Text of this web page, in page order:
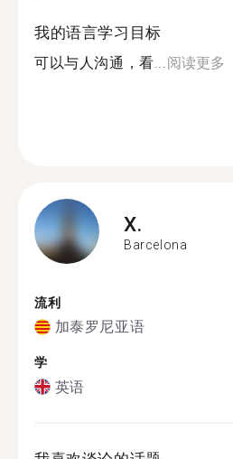
我的语言学习目标
可以与人沟通，看... 阅读更多
X.
Barcelona
流利
加泰罗尼亚语
学
英语